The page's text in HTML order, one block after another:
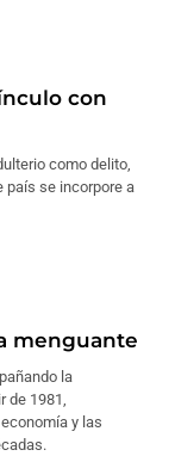
con
como delito,
país se incorpore a
menguante
la
de 1981,
y las